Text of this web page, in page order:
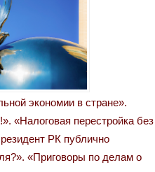
экономии в стране».
«Налоговая перестройка без
РК публично
«Приговоры по делам о